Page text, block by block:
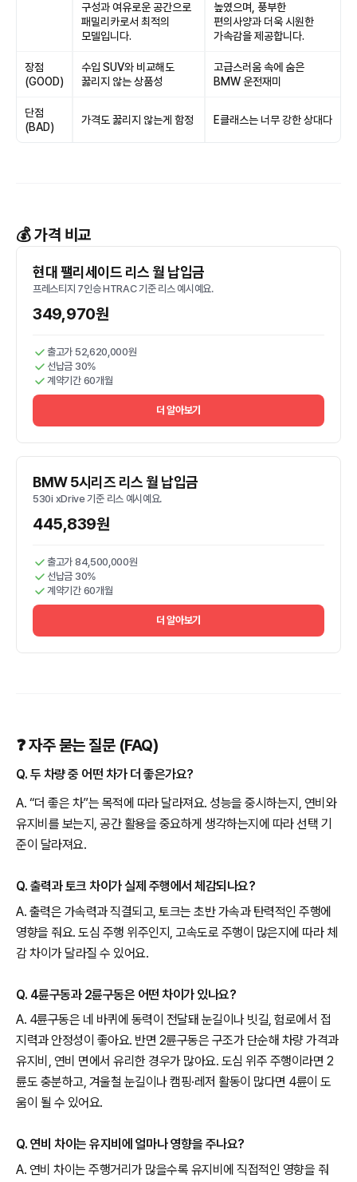
구성과 여유로운 공간으로
패밀리카로서 최적의
모델입니다.
높였으며, 풍부한
편의사양과 더욱 시원한
가속감을 제공합니다.
장점
(GOOD)
수입 SUV와 비교해도
꿇리지 않는 상품성
고급스러움 속에 숨은
BMW 운전재미
단점
(BAD)
가격도 꿇리지 않는게 함정 E클래스는 너무 강한 상대다
💰 가격 비교
현대 팰리세이드 리스 월 납입금
프레스티지 7인승 HTRAC 기준 리스 예시예요.
349,970원
출고가 52,620,000원
선납금 30%
계약기간 60개월
더 알아보기
BMW 5시리즈 리스 월 납입금
530i xDrive 기준 리스 예시예요.
445,839원
출고가 84,500,000원
선납금 30%
계약기간 60개월
더 알아보기
❓ 자주 묻는 질문 (FAQ)
Q. 두 차량 중 어떤 차가 더 좋은가요?
A. “더 좋은 차”는 목적에 따라 달라져요. 성능을 중시하는지, 연비와
유지비를 보는지, 공간 활용을 중요하게 생각하는지에 따라 선택 기
준이 달라져요.
Q. 출력과 토크 차이가 실제 주행에서 체감되나요?
A. 출력은 가속력과 직결되고, 토크는 초반 가속과 탄력적인 주행에
영향을 줘요. 도심 주행 위주인지, 고속도로 주행이 많은지에 따라 체
감 차이가 달라질 수 있어요.
Q. 4륜구동과 2륜구동은 어떤 차이가 있나요?
A. 4륜구동은 네 바퀴에 동력이 전달돼 눈길이나 빗길, 험로에서 접
지력과 안정성이 좋아요. 반면 2륜구동은 구조가 단순해 차량 가격과
유지비, 연비 면에서 유리한 경우가 많아요. 도심 위주 주행이라면 2
륜도 충분하고, 겨울철 눈길이나 캠핑·레저 활동이 많다면 4륜이 도
움이 될 수 있어요.
Q. 연비 차이는 유지비에 얼마나 영향을 주나요?
A. 연비 차이는 주행거리가 많을수록 유지비에 직접적인 영향을 줘